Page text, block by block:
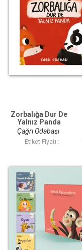
Zorbalığa Dur De
Yalnız Panda
Çağrı Odabaşı
Etiket Fiyatı :